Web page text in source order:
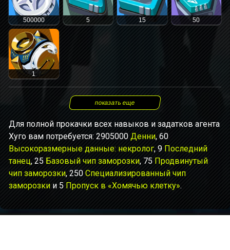
500000 5 15 50
1
показать еще
Для полной прокачки всех навыков и задатков агента
Хуго вам потребуется: 2905000 Денни, 60
Высокоразмерные данные: некролог, 9 Последний
танец, 25 Базовый чип заморозки, 75 Продвинутый
чип заморозки, 250 Специализированный чип
заморозки и 5 Пропуск в «Хомячью клетку».